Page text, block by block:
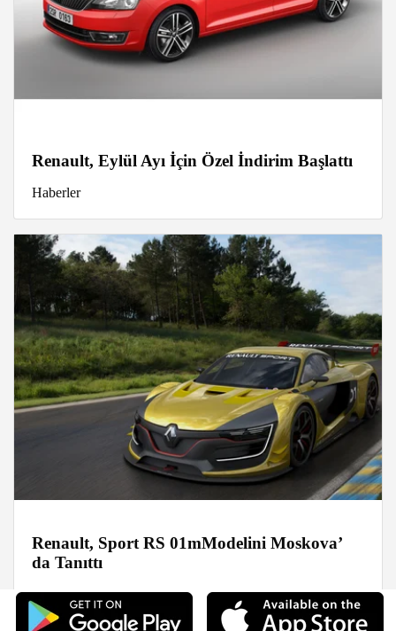
Renault, Eylül Ayı İçin Özel İndirim Başlattı
Haberler
Renault, Sport RS 01mModelini Moskova’
da Tanıttı
Haberler